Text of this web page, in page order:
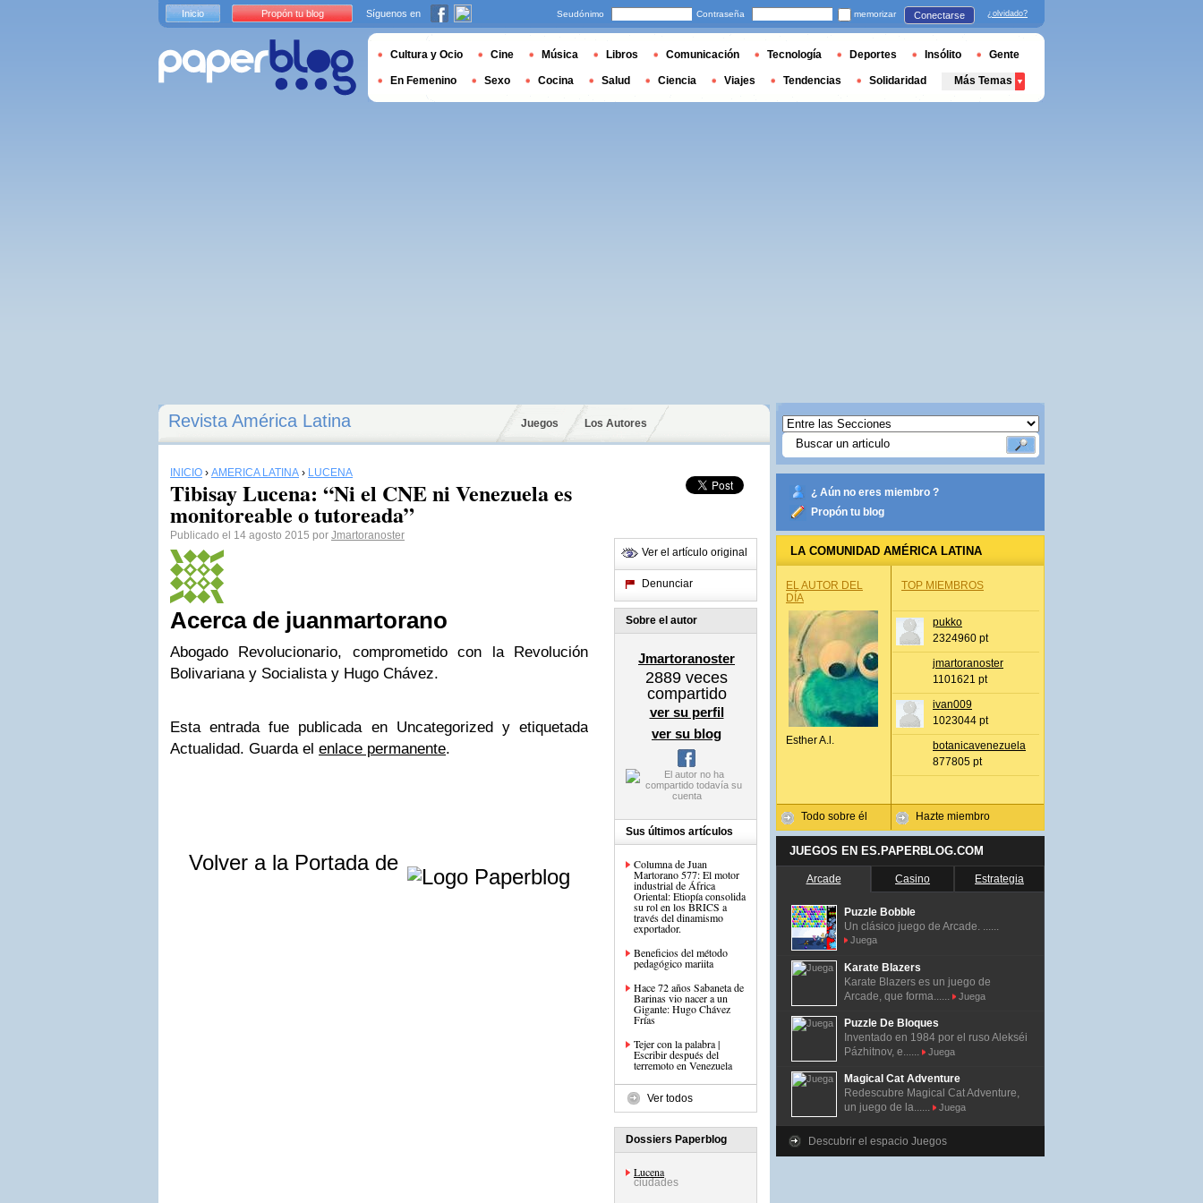
Revista América Latina Juegos Los Autores
INICIO › AMÉRICA LATINA › LUCENA
Tibisay Lucena: “Ni el CNE ni Venezuela es
monitoreable o tutoreada”
Publicado el 14 agosto 2015 por Jmartoranoster
Acerca de juanmartorano
Abogado Revolucionario, comprometido con la Revolución
Bolivariana y Socialista y Hugo Chávez.
Esta entrada fue publicada en Uncategorized y etiquetada
Actualidad. Guarda el enlace permanente.
Volver a la Portada de
Ver el artículo original
Denunciar
Sobre el autor
Jmartoranoster
2889 veces
compartido
ver su perfil
ver su blog
Sus últimos artículos
Columna de Juan
Martorano 577: El motor
industrial de África
Oriental: Etiopía consolida
su rol en los BRICS a
través del dinamismo
exportador.
Beneficios del método
pedagógico mariita
Hace 72 años Sabaneta de
Barinas vio nacer a un
Gigante: Hugo Chávez
Frías
Tejer con la palabra |
Escribir después del
terremoto en Venezuela
Ver todos
Dossiers Paperblog
Lucena
ciudades
¿ Aún no eres miembro ?
Propón tu blog
LA COMUNIDAD AMÉRICA LATINA
EL AUTOR DEL
DÍA
Esther A.l.
Todo sobre él
TOP MIEMBROS
pukko
2324960 pt
jmartoranoster
1101621 pt
ivan009
1023044 pt
botanicavenezuela
877805 pt
Hazte miembro
JUEGOS EN ES.PAPERBLOG.COM
Arcade Casino Estrategia
Puzzle Bobble
Un clásico juego de Arcade. ......
Juega
Karate Blazers
Karate Blazers es un juego de
Arcade, que forma......
Juega
Puzzle De Bloques
Inventado en 1984 por el ruso Alekséi
Pázhitnov, e......
Juega
Magical Cat Adventure
Redescubre Magical Cat Adventure,
un juego de la......
Juega
Descubrir el espacio Juegos
Inicio Propón tu blog Síguenos en Seudónimo Contraseña memorizar Conectarse ¿olvidado?
Cultura y Ocio Cine Música Libros Comunicación Tecnología Deportes Insólito Gente
En Femenino Sexo Cocina Salud Ciencia Viajes Tendencias Solidaridad Más Temas